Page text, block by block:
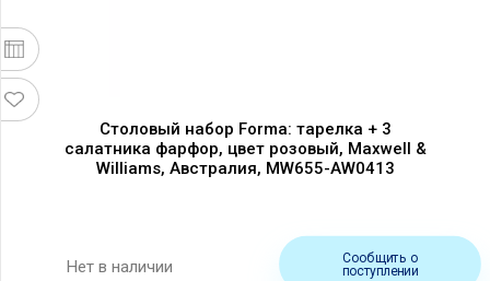
Столовый набор Forma: тарелка + 3
салатника фарфор, цвет розовый, Maxwell &
Williams, Австралия, MW655-AW0413
Нет в наличии
Сообщить о
поступлении